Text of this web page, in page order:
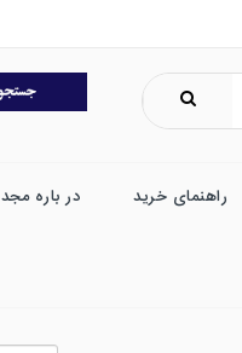
راهنمای خرید در باره مجد